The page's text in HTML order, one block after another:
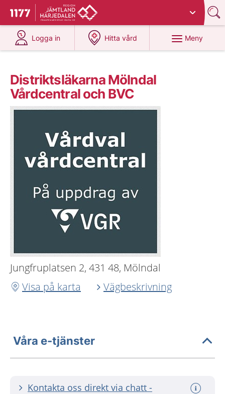
Till startsidan för 1177
Du har valt region
Logga in
på 1177.se
Hitta vård
på 1177.se
Meny
Distriktsläkarna Mölndal
Vårdcentral och BVC
Jungfruplatsen 2, 431 48, Mölndal
Visa på karta
Vägbeskrivning
Våra e-tjänster
Kontakta oss direkt via chatt -